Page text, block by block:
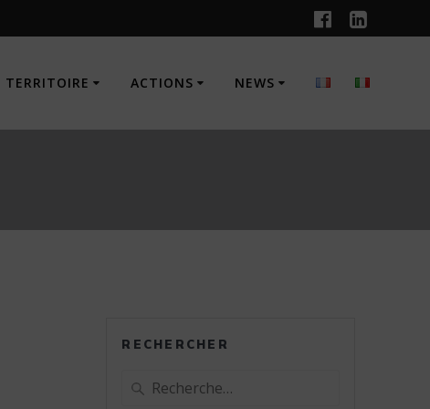
TERRITOIRE ACTIONS NEWS
RECHERCHER
Recherche
pour